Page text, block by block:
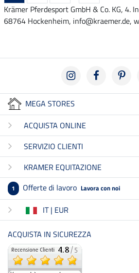
Krämer Pferdesport GmbH & Co. KG, 4.
68764 Hockenheim, info@kraemer.de,
MEGA STORES
ACQUISTA ONLINE
SERVIZIO CLIENTI
KRAMER EQUITAZIONE
1 Offerte di lavoro Lavora con noi
IT | EUR
ACQUISTA IN SICUREZZA